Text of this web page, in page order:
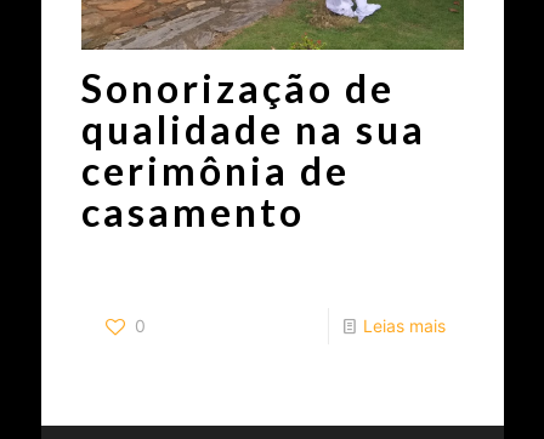
Sonorização de
qualidade na sua
cerimônia de
casamento
0 Leias mais